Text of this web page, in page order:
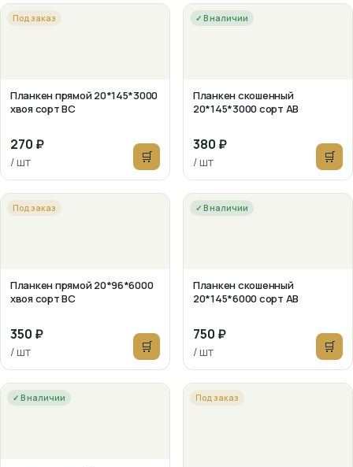
Под заказ
Планкен прямой 20*145*3000
хвоя сорт ВС
270 ₽
/ шт 🛒
✓ В наличии
Планкен скошенный
20*145*3000 сорт АВ
380 ₽
/ шт 🛒
Под заказ
Планкен прямой 20*96*6000
хвоя сорт ВС
350 ₽
/ шт 🛒
✓ В наличии
Планкен скошенный
20*145*6000 сорт АВ
750 ₽
/ шт 🛒
✓ В наличии Под заказ